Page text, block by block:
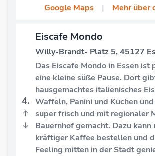
Google Maps
| Mehr über
4.
↑
↓
Eiscafe Mondo
Willy-Brandt- Platz 5, 45127
Das Eiscafe Mondo in Essen ist
eine kleine süße Pause. Dort
hausgemachtes italienisches
Waffeln, Panini und Kuchen
super frisch und mit regionaler
Bauernhof gemacht. Dazu kann
kräftiger Kaffee bestellen und
Feeling mitten in der Stadt